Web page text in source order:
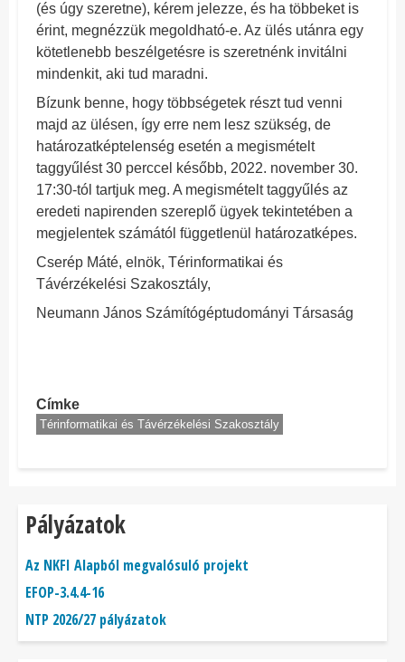
(és úgy szeretne), kérem jelezze, és ha többeket is
érint, megnézzük megoldható-e. Az ülés utánra egy
kötetlenebb beszélgetésre is szeretnénk invitálni
mindenkit, aki tud maradni.
Bízunk benne, hogy többségetek részt tud venni
majd az ülésen, így erre nem lesz szükség, de
határozatképtelenség esetén a megismételt
taggyűlést 30 perccel később, 2022. november 30.
17:30-tól tartjuk meg. A megismételt taggyűlés az
eredeti napirenden szereplő ügyek tekintetében a
megjelentek számától függetlenül határozatképes.
Cserép Máté, elnök, Térinformatikai és
Távérzékelési Szakosztály,
Neumann János Számítógéptudományi Társaság
Címke
Térinformatikai és Távérzékelési Szakosztály
Pályázatok
Az NKFI Alapból megvalósuló projekt
EFOP-3.4.4-16
NTP 2026/27 pályázatok